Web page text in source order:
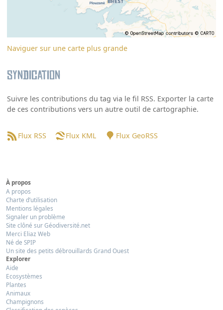
Naviguer sur une carte plus grande
Syndication
Suivre les contributions du tag via le fil RSS. Exporter la carte
de ces contributions vers un autre outil de cartographie.
Flux RSS Flux KML Flux GeoRSS
À propos
A propos
Charte d’utilisation
Mentions légales
Signaler un problème
Site clôné sur Géodiversité.net
Merci Eliaz Web
Né de SPIP
Un site des petits débrouillards Grand Ouest
Explorer
Aide
Ecosystèmes
Plantes
Animaux
Champignons